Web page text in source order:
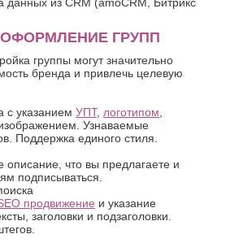
ГРУПП
группы могут значительно
бренда и привлечь целевую
с указанием УПТ, логотипом
Узнаваемые
Поддержка единого стиля.
описание, что вы предлагаете и
подписываться.
продвижение и указание
заголовки и подзаголовки.